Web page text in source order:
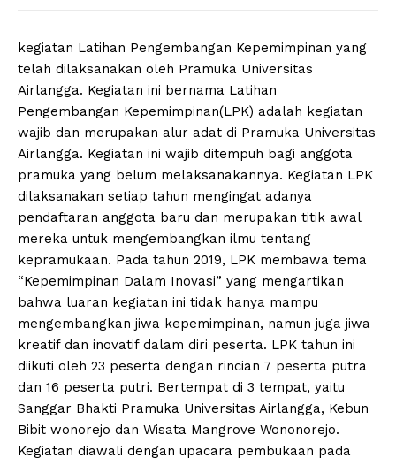
kegiatan Latihan Pengembangan Kepemimpinan yang
telah dilaksanakan oleh Pramuka Universitas
Airlangga. Kegiatan ini bernama Latihan
Pengembangan Kepemimpinan(LPK) adalah kegiatan
wajib dan merupakan alur adat di Pramuka Universitas
Airlangga. Kegiatan ini wajib ditempuh bagi anggota
pramuka yang belum melaksanakannya. Kegiatan LPK
dilaksanakan setiap tahun mengingat adanya
pendaftaran anggota baru dan merupakan titik awal
mereka untuk mengembangkan ilmu tentang
kepramukaan. Pada tahun 2019, LPK membawa tema
“Kepemimpinan Dalam Inovasi” yang mengartikan
bahwa luaran kegiatan ini tidak hanya mampu
mengembangkan jiwa kepemimpinan, namun juga jiwa
kreatif dan inovatif dalam diri peserta. LPK tahun ini
diikuti oleh 23 peserta dengan rincian 7 peserta putra
dan 16 peserta putri. Bertempat di 3 tempat, yaitu
Sanggar Bhakti Pramuka Universitas Airlangga, Kebun
Bibit wonorejo dan Wisata Mangrove Wononorejo.
Kegiatan diawali dengan upacara pembukaan pada